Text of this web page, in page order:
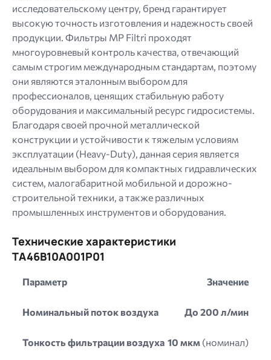
исследовательскому центру, бренд гарантирует
высокую точность изготовления и надежность своей
продукции. Фильтры MP Filtri проходят
многоуровневый контроль качества, отвечающий
самым строгим международным стандартам, поэтому
они являются эталонным выбором для
профессионалов, ценящих стабильную работу
оборудования и максимальный ресурс гидросистемы.
Благодаря своей прочной металлической
конструкции и устойчивости к тяжелым условиям
эксплуатации (Heavy-Duty), данная серия является
идеальным выбором для компактных гидравлических
систем, малогабаритной мобильной и дорожно-
строительной техники, а также различных
промышленных инструментов и оборудования.
Технические характеристики
TA46B10A001P01
Параметр Значение
Номинальный поток воздуха До 200 л/мин
Тонкость фильтрации воздуха 10 мкм (номинал)